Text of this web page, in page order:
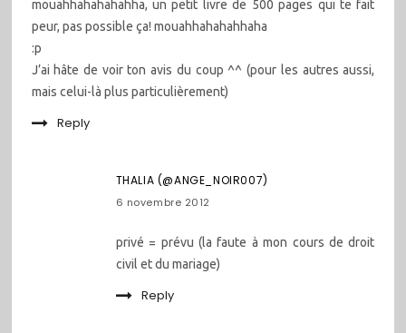
mouahhahahahahha, un petit livre de 500 pages qui te fait
peur, pas possible ça! mouahhahahahhaha
:p
J’ai hâte de voir ton avis du coup ^^ (pour les autres aussi,
mais celui-là plus particulièrement)
Reply
THALIA (@ANGE_NOIR007)
6 novembre 2012
privé = prévu (la faute à mon cours de droit
civil et du mariage)
Reply